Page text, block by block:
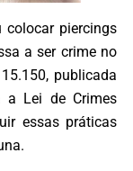
colocar piercings
a ser crime no
publicada
a Lei de Crimes
essas práticas